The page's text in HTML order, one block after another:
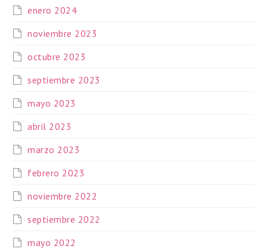
enero 2024
noviembre 2023
octubre 2023
septiembre 2023
mayo 2023
abril 2023
marzo 2023
febrero 2023
noviembre 2022
septiembre 2022
mayo 2022